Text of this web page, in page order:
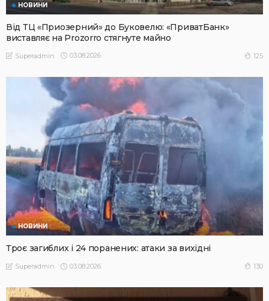
НОВИНИ
Від ТЦ «Приозерний» до Буковелю: «ПриватБанк»
виставляє на Prozorro стягнуте майно
Superadmin 03.08.2026 125
НОВИНИ
Троє загиблих і 24 поранених: атаки за вихідні
Superadmin 03.08.2026 130